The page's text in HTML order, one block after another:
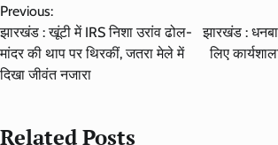
navigation
Previous:
झारखंड : खूंटी में IRS निशा उरांव ढोल-
मांदर की थाप पर थिरकीं, जतरा मेले में
दिखा जीवंत नजारा
झारखंड :
लिए
Related Posts